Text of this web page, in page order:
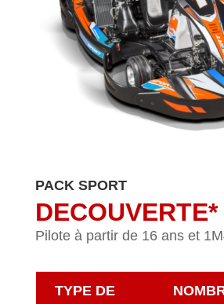
PACK SPORT
DECOUVERTE*
Pilote à partir de 16 ans et
TYPE DE